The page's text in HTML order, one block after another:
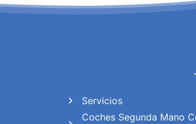
Servicios
Coches Segunda Mano